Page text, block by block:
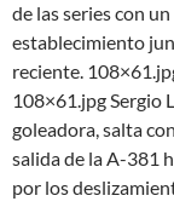
de las series con
establecimiento
reciente.
108×61.jpg Sergio
goleadora, salta
salida de la A-381
por los